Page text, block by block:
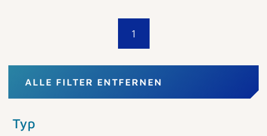
1
ALLE FILTER ENTFERNEN
Typ